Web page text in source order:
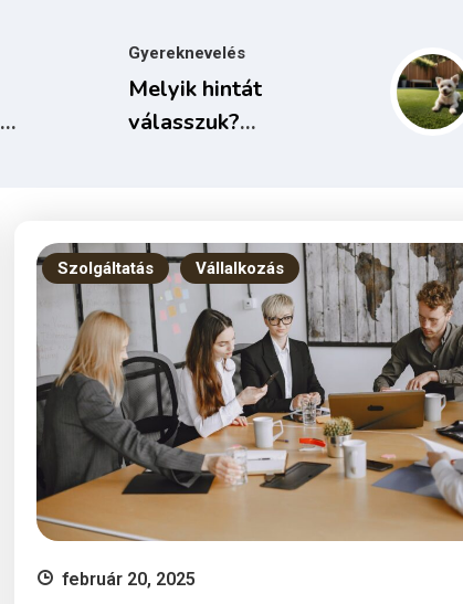
Gyereknevelés
Melyik hintát
válasszuk?
szakaszaihoz
Szolgáltatás Vállalkozás
február 20, 2025